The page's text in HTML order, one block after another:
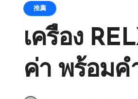
推薦
เครื่อง
ค่า พร้อมค